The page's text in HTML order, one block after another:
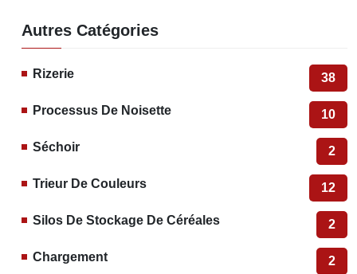
Autres Catégories
Rizerie 38
Processus De Noisette 10
Séchoir 2
Trieur De Couleurs 12
Silos De Stockage De Céréales 2
Chargement 2